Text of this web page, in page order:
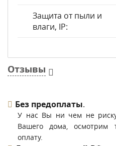
Защита от пыли и
влаги, IP:
Отзывы
Без предоплаты.
У нас Вы ни чем не
Вашего дома, осмотрим
оплату.